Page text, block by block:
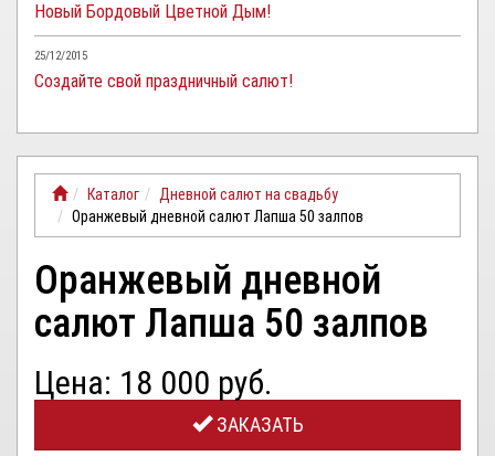
Новый Бордовый Цветной Дым!
25/12/2015
Создайте свой праздничный салют!
Каталог
Дневной салют на свадьбу
Оранжевый дневной салют Лапша 50 залпов
Оранжевый дневной
салют Лапша 50 залпов
Цена: 18 000 руб.
ЗАКАЗАТЬ